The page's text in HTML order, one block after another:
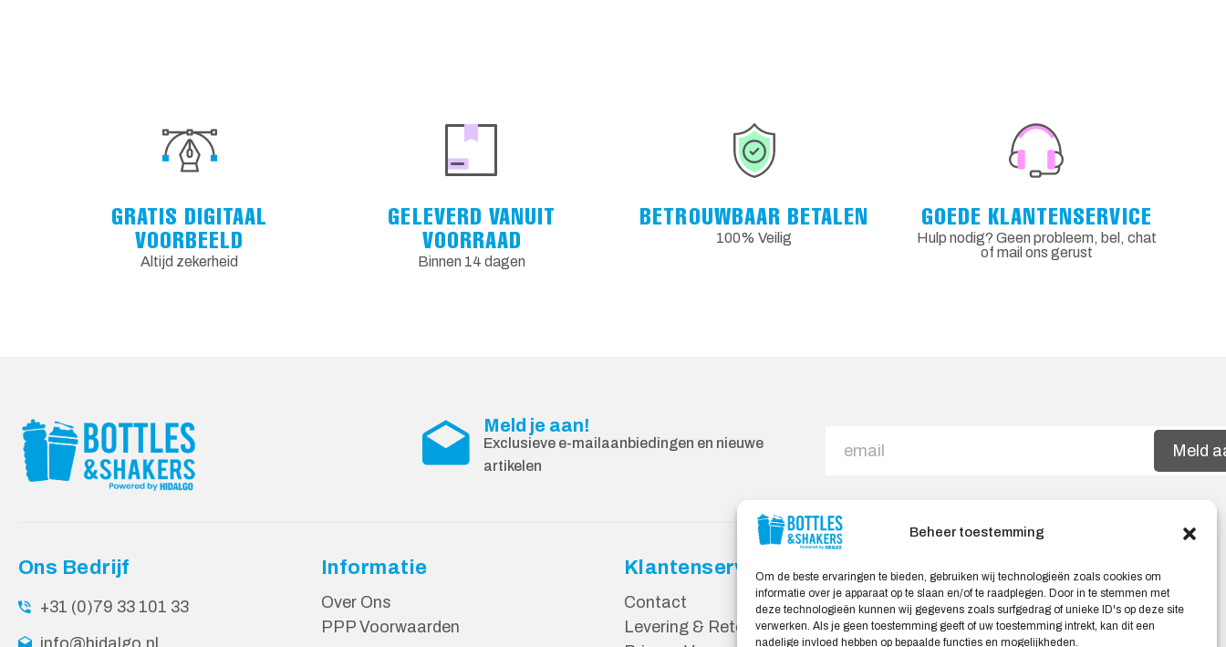
Beheer toestemming
Om de beste ervaringen te bieden, gebruiken wij technologieën zoals cookies om
informatie over je apparaat op te slaan en/of te raadplegen. Door in te stemmen met
deze technologieën kunnen wij gegevens zoals surfgedrag of unieke ID's op deze site
verwerken. Als je geen toestemming geeft of uw toestemming intrekt, kan dit een
nadelige invloed hebben op bepaalde functies en mogelijkheden.
GRATIS DIGITAAL
VOORBEELD
Altijd zekerheid
GELEVERD VANUIT
VOORRAAD
Binnen 14 dagen
BETROUWBAAR BETALEN
100% Veilig
GOEDE KLANTENSERVICE
Hulp nodig? Geen probleem, bel, chat
of mail ons gerust
Meld je aan!
Exclusieve e-mailaanbiedingen en nieuwe
artikelen
Meld
Ons Bedrijf
+31 (0)79 33 101 33
Informatie
Over Ons
PPP Voorwaarden
Klantenservice
Contact
Levering & Retourneren
Veilig Shoppen
My account
Winkelwagen